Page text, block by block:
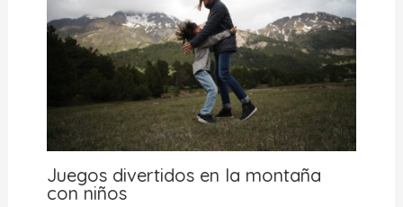
Juegos divertidos en la montaña
con niños